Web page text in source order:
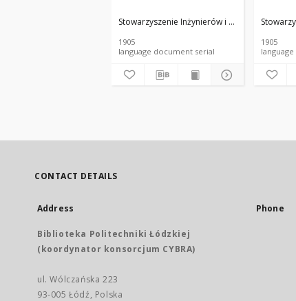
Stowarzyszenie Inżynierów i Techników
1905
language document serial
1905
CONTACT DETAILS
Address
Biblioteka Politechniki Łódzkiej
(koordynator konsorcjum CYBRA)
ul. Wólczańska 223
93-005 Łódź, Polska
Phone